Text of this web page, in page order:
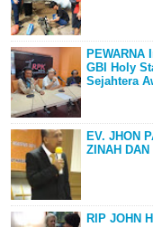
PEWARNA
GBI Holy
Sejahtera
EV. JHON
ZINAH
RIP JOHN